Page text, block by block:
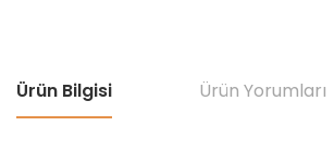
Ürün Bilgisi Ürün Yorumları